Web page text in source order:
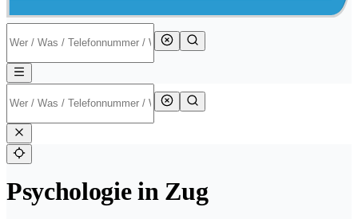
Psychologie in Zug